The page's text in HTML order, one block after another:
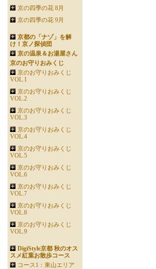
京の四季の花 8月
京の四季の花 9月
京都の「ナゾ」を解
け！京ノ探偵団
京の温泉＆お湯屋さん
京のお守りおみくじ
京のお守りおみくじ
VOL.1
京のお守りおみくじ
VOL.2
京のお守りおみくじ
VOL.3
京のお守りおみくじ
VOL.4
京のお守りおみくじ
VOL.5
京のお守りおみくじ
VOL.6
京のお守りおみくじ
VOL.7
京のお守りおみくじ
VOL.8
京のお守りおみくじ
VOL.9
DigiStyle京都 秋のオス
スメ紅葉お散歩コース
コース1：東山エリア